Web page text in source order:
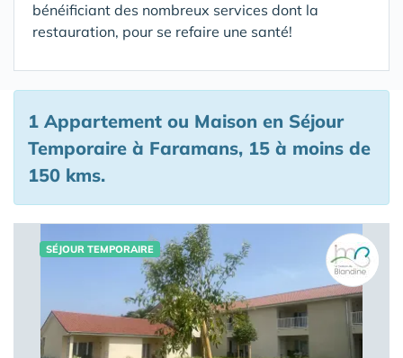
bénéificiant des nombreux services dont la
restauration, pour se refaire une santé!
1 Appartement ou Maison en Séjour
Temporaire à Faramans, 15 à moins de
150 kms.
SÉJOUR TEMPORAIRE